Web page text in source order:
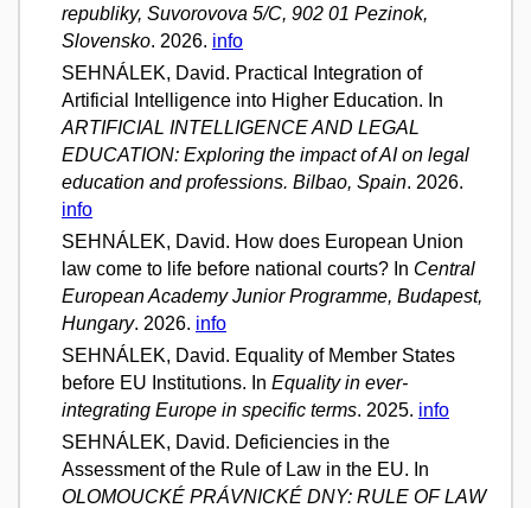
republiky, Suvorovova 5/C, 902 01 Pezinok,
Slovensko. 2026. info
SEHNÁLEK, David. Practical Integration of
Artificial Intelligence into Higher Education. In
ARTIFICIAL INTELLIGENCE AND LEGAL
EDUCATION: Exploring the impact of AI on legal
education and professions. Bilbao, Spain. 2026.
info
SEHNÁLEK, David. How does European Union
law come to life before national courts? In Central
European Academy Junior Programme, Budapest,
Hungary. 2026. info
SEHNÁLEK, David. Equality of Member States
before EU Institutions. In Equality in ever-
integrating Europe in specific terms. 2025. info
SEHNÁLEK, David. Deficiencies in the
Assessment of the Rule of Law in the EU. In
OLOMOUCKÉ PRÁVNICKÉ DNY: RULE OF LAW